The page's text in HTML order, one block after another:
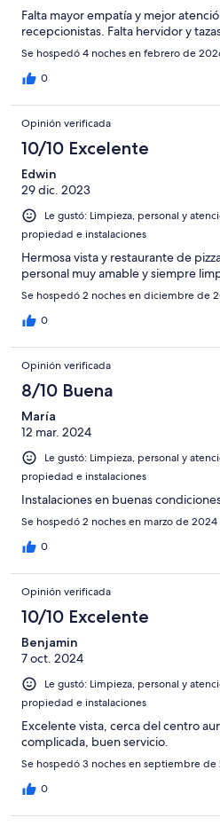
Falta mayor empatía y mejor
recepcionistas. Falta hervidor y
Se hospedó 4 noches en febrero de
0
Opinión verificada
10/10 Excelente
Edwin
29 dic. 2023
Le gustó: Limpieza, personal y
propiedad e instalaciones
Hermosa vista y restaurante de
personal muy amable y siempre
Se hospedó 2 noches en diciembre de
0
Opinión verificada
8/10 Buena
María
12 mar. 2024
Le gustó: Limpieza, personal y
propiedad e instalaciones
Instalaciones en buenas
Se hospedó 2 noches en marzo de 2024
0
Opinión verificada
10/10 Excelente
Benjamin
7 oct. 2024
Le gustó: Limpieza, personal y
propiedad e instalaciones
Excelente vista, cerca del centro
complicada, buen servicio.
Se hospedó 3 noches en septiembre de
0